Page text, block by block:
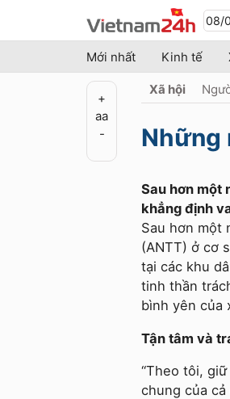
08/
Mới nhất Kinh tế
+
aa
-
Xã hội
Những
Sau hơn một
khẳng định
Sau hơn một
(ANTT) ở cơ
tại các khu
tinh thần
bình yên của
Tận tâm và
“Theo tôi,
chung của